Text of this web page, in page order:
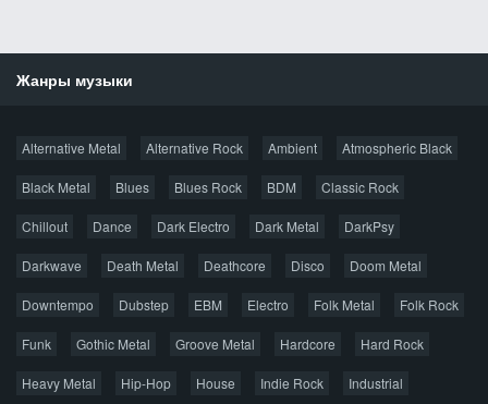
Жанры музыки
Alternative Metal Alternative Rock Ambient Atmospheric Black
Black Metal Blues Blues Rock BDM Classic Rock
Chillout Dance Dark Electro Dark Metal DarkPsy
Darkwave Death Metal Deathcore Disco Doom Metal
Downtempo Dubstep EBM Electro Folk Metal Folk Rock
Funk Gothic Metal Groove Metal Hardcore Hard Rock
Heavy Metal Hip-Hop House Indie Rock Industrial
Новые раздачи
Популярное за сутки
Главная Поиск по сайту
Карта сайта
Джаз
Метал Поп Рэп Рок Шансон